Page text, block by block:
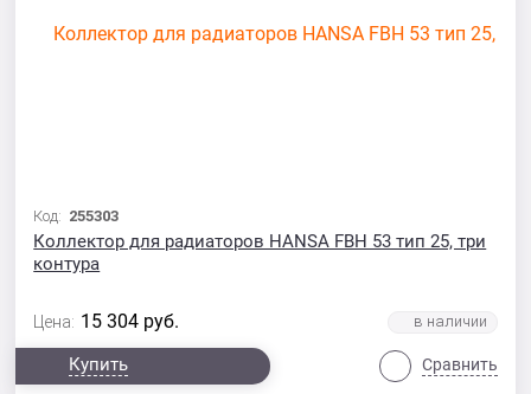
Код: 255303
Коллектор для радиаторов HANSA FBH 53 тип 25, три
контура
Цена: 15 304 руб.
Купить Сравнить